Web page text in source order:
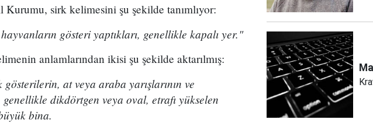
sirk kelimesini şu şekilde tanımlıyor:
gösteri yaptıkları, genellikle kapalı yer."
anlamlarından ikisi şu şekilde aktarılmış:
at veya araba yarışlarının ve
dikdörtgen veya oval, etrafı yükselen
bina.